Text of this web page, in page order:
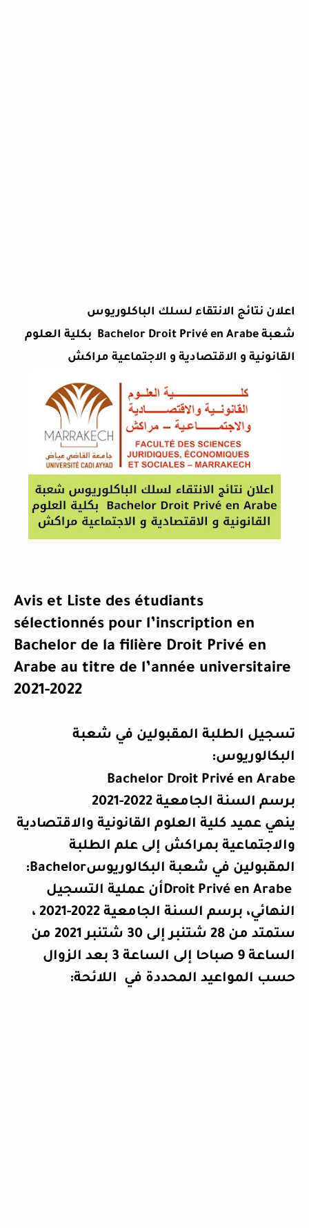
اعلان نتائج الانتقاء لسلك الباكلوريوس
شعبة Bachelor Droit Privé en Arabe بكلية العلوم
القانونية و الاقتصادية و الاجتماعية مراكش
Avis et Liste des étudiants
sélectionnés pour l’inscription en
Bachelor de la filière Droit Privé en
Arabe au titre de l’année universitaire
2021-2022
تسجيل الطلبة المقبولين في شعبة
البكالوريوس:
Bachelor Droit Privé en Arabe
برسم السنة الجامعية 2022-2021
ينهي عميد كلية العلوم القانونية والاقتصادية
والاجتماعية بمراكش إلى علم الطلبة
المقبولين في شعبة البكالوريوس :Bachelor
Droit Privé en Arabeأن عملية التسجيل
النهائي، برسم السنة الجامعية 2022-2021 ،
ستمتد من 28 شتنبر إلى 30
شتنبر 2021 من
الساعة 9 صباحا إلى الساعة 3 بعد الزوال
حسب المواعيد المحددة في اللائحة: